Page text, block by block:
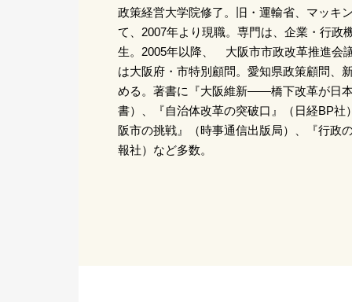
政策経営大学院修了。旧・運輸省、マッキ
て、2007年より現職。専門は、企業・行政
生。2005年以降、 大阪市市政改革推進会
は大阪府・市特別顧問。愛知県政策顧問、
める。著書に『大阪維新――橋下改革が日
書）、『自治体改革の突破口』（日経BP
阪市の挑戦』（時事通信出版局）、『行政
報社）など多数。